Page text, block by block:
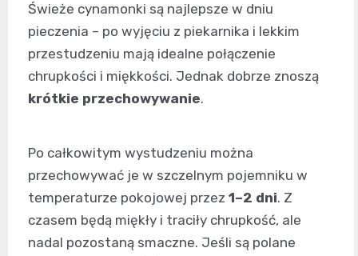
Świeże cynamonki są najlepsze w dniu
pieczenia – po wyjęciu z piekarnika i lekkim
przestudzeniu mają idealne połączenie
chrupkości i miękkości. Jednak dobrze znoszą
krótkie przechowywanie.
Po całkowitym wystudzeniu można
przechowywać je w szczelnym pojemniku w
temperaturze pokojowej przez 1–2 dni. Z
czasem będą miękły i traciły chrupkość, ale
nadal pozostaną smaczne. Jeśli są polane